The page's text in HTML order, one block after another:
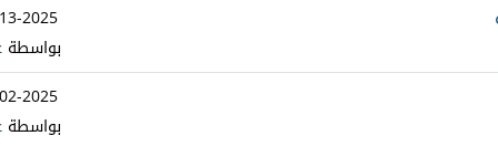
2025
بواسطة
2025
بواسطة